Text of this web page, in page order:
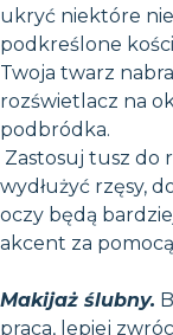
ukryć niektóre
podkreślone
Twoja twarz
rozświetlacz na
podbródka.
Zastosuj tusz do
wydłużyć rzęsy,
oczy będą
akcent za
Makijaż ślubny.
praca, lepiej